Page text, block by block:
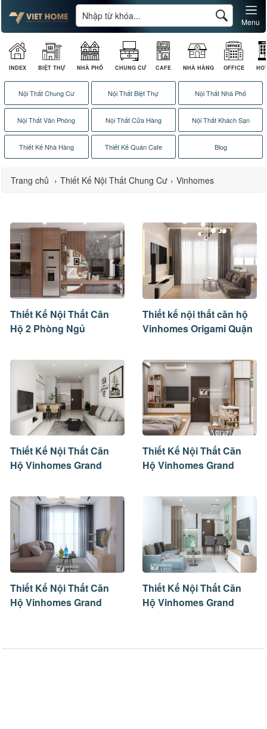
INDEX BIỆT THỰ NHÀ PHỐ CHUNG CƯ CAFE NHÀ HÀNG OFFICE
Menu
Nội Thất Chung Cư Nội Thất Biệt Thự Nội Thất Nhà Phố
Nội Thất Văn Phòng Nội Thất Cửa Hàng Nội Thất Khách Sạn
Thiết Kế Nhà Hàng Thiết Kế Quán Cafe Blog
Trang chủ › Thiết Kế Nội Thất Chung Cư › Vinhomes
Thiết Kế Nội Thất Căn
Hộ 2 Phòng Ngủ
Thiết kế nội thất căn hộ
Vinhomes Origami Quận
Thiết Kế Nội Thất Căn
Hộ Vinhomes Grand
Thiết Kế Nội Thất Căn
Hộ Vinhomes Grand
Thiết Kế Nội Thất Căn
Hộ Vinhomes Grand
Thiết Kế Nội Thất Căn
Hộ Vinhomes Grand